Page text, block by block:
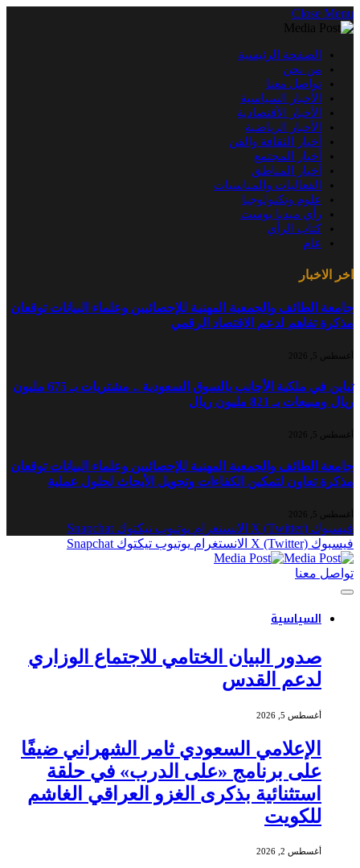
Close Menu
الصفحة الرئيسية
من نحن
تواصل معنا
الأخبار السياسية
الأخبار الأقتصادية
الأخبار الرياضية
أخبار الثقافة والفن
أخبار المجتمع
أخبار المناطق
الفعاليات والمناسبات
علوم وتكنولوجيا
رأي ميديا بوست
كتاب الرأي
عام
اخر الاخبار
جامعة الطائف والجمعية المهنية للإحصائيين وعلماء البيانات توقعان
مذكرة تفاهم لدعم الاقتصاد الرقمي
أغسطس 5, 2026
تباين في ملكية الأجانب بالسوق السعودية .. مشتريات بـ 675 مليون
ريال ومبيعات بـ 821 مليون ريال
أغسطس 5, 2026
جامعة الطائف والجمعية المهنية للإحصائيين وعلماء البيانات توقعان
مذكرة تعاون لتمكين الكفاءات وتحويل الأبحاث لحلول عملية
أغسطس 5, 2026
فيسبوك X (Twitter) الانستغرام يوتيوب تيكتوك Snapchat
فيسبوك X (Twitter) الانستغرام يوتيوب تيكتوك Snapchat
تواصل معنا
السياسية
صدور البيان الختامي للاجتماع الوزاري
لدعم القدس
أغسطس 5, 2026
الإعلامي السعودي ثامر الشهراني ضيفًا
على برنامج «على الدرب» في حلقة
استثنائية بذكرى الغزو العراقي الغاشم
للكويت
أغسطس 2, 2026